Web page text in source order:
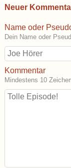
Neuer
Name oder
Dein Name oder
Kommentar
Mindestens 10